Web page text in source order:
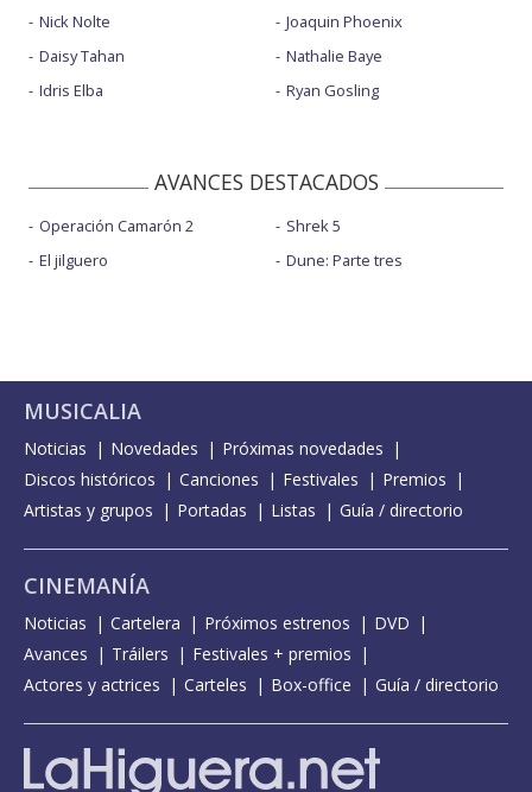
Nick Nolte
Daisy Tahan
Idris Elba
Joaquin Phoenix
Nathalie Baye
Ryan Gosling
AVANCES DESTACADOS
Operación Camarón 2
El jilguero
Shrek 5
Dune: Parte tres
MUSICALIA
Noticias Novedades
Próximas novedades
Discos históricos
Canciones Festivales
Premios
Artistas y grupos
Portadas Listas Guía / directorio
CINEMANÍA
Noticias Cartelera Próximos estrenos
DVD
Avances
Tráilers
Festivales + premios
Actores y actrices
Carteles Box-office Guía / directorio